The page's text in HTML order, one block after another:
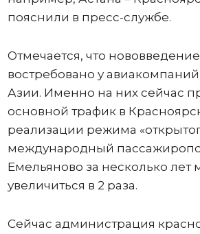
пояснили в пресс-службе.
Отмечается, что
востребовано у
Азии. Именно на них сейчас
основной трафик в
реализации режима
международный
Емельяново за несколько лет
увеличиться в 2 раза.
Сейчас администрация